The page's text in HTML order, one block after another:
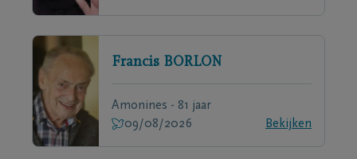
Francis BORLON
Amonines - 81 jaar
09/08/2026
Bekijken